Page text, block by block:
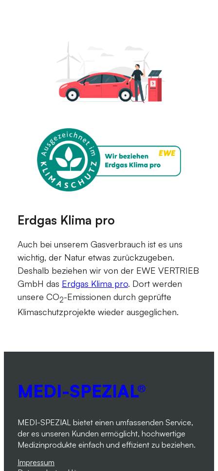
Erdgas Klima pro
Auch bei unserem Gasverbrauch ist es uns
wichtig, der Natur etwas zurückzugeben.
Deshalb beziehen wir von der EWE VERTRIEB
GmbH das Erdgas Klima pro. Dort werden
unsere CO2-Emissionen durch geprüfte
Klimaschutzprojekte wieder ausgeglichen.
MEDI-SPEZIAL®
MEDI-SPEZIAL bietet einen umfassenden Service,
der es unseren Kunden ermöglicht, hochwertige
Medizinprodukte einfach und effizient zu beziehen.
Impressum